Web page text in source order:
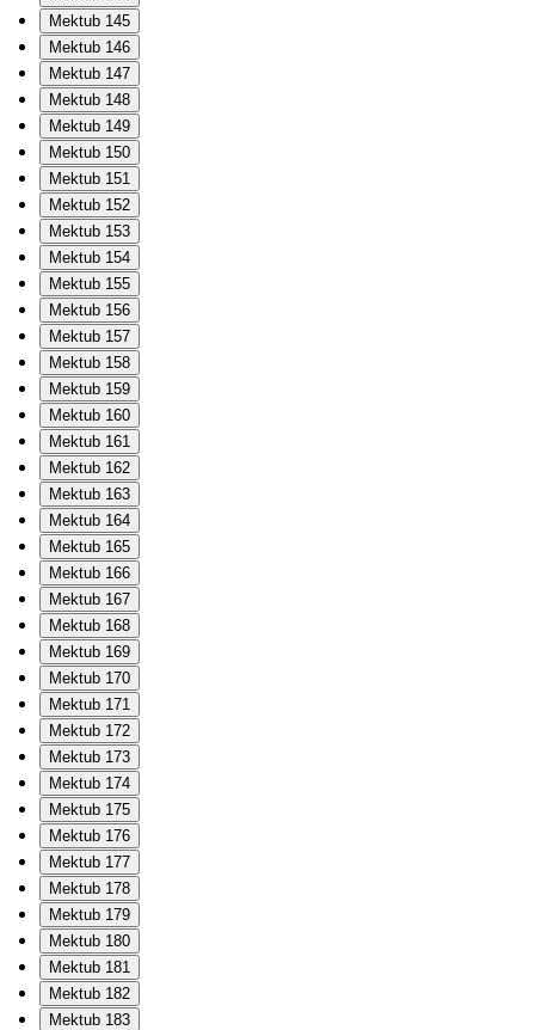
Mektub 145
Mektub 146
Mektub 147
Mektub 148
Mektub 149
Mektub 150
Mektub 151
Mektub 152
Mektub 153
Mektub 154
Mektub 155
Mektub 156
Mektub 157
Mektub 158
Mektub 159
Mektub 160
Mektub 161
Mektub 162
Mektub 163
Mektub 164
Mektub 165
Mektub 166
Mektub 167
Mektub 168
Mektub 169
Mektub 170
Mektub 171
Mektub 172
Mektub 173
Mektub 174
Mektub 175
Mektub 176
Mektub 177
Mektub 178
Mektub 179
Mektub 180
Mektub 181
Mektub 182
Mektub 183